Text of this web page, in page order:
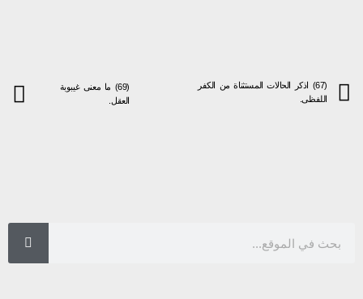
(67) اذكر الحالات المستثناة من الكفر
اللفظى.
(69) ما معنى غيبوبة
العقل.